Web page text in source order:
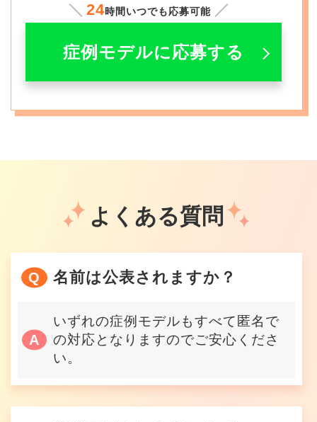
24時間いつでも応募可能
症例モデルに応募する
よくある質問
名前は公表されますか？
いずれの症例モデルもすべて匿名で
の対応となりますのでご安心くださ
い。